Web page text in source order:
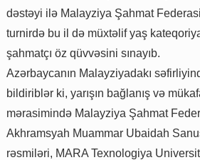
dəstəyi ilə Malayziya Şahmat
turnirdə bu il də müxtəlif yaş
şahmatçı öz qüvvəsini sınayıb.
Azərbaycanın Malayziyadakı
bildiriblər ki, yarışın bağlanış və
mərasimində Malayziya Şahmat
Akhramsyah Muammar Ubaidah
rəsmiləri, MARA Texnologiya